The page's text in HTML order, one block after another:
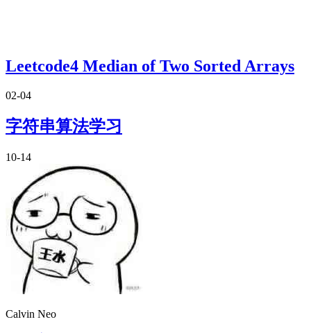
Leetcode4 Median of Two Sorted Arrays
02-04
字符串算法学习
10-14
Calvin Neo